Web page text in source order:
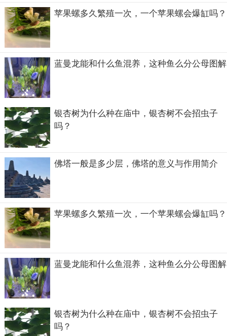
装逼最好的宠物了，尤其是一些居住在人烟稀少的大山地
界，那里野生动物较多，养只混血狼是能保护主人和防止外
来动物随便进家里串门的。深入一点的就是满足自己喜欢饲
养一些有具有挑战性宠物的心理，这是人类最原始的驯服欲
个半狼吧。
苹果螺多久繁殖一次，一个苹果螺会爆缸吗？
蓝曼龙能和什么鱼混养，这种鱼么分公母图解
银杏树为什么种在庙中，银杏树不会招虫子
吗？
佛塔一般是多少层，佛塔的意义与作用简介
苹果螺多久繁殖一次，一个苹果螺会爆缸吗？
蓝曼龙能和什么鱼混养，这种鱼么分公母图解
银杏树为什么种在庙中，银杏树不会招虫子
吗？